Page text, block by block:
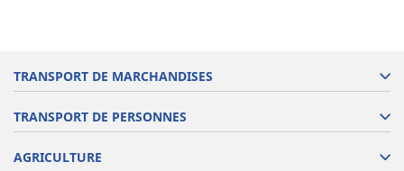
TRANSPORT DE MARCHANDISES
TRANSPORT DE PERSONNES
AGRICULTURE